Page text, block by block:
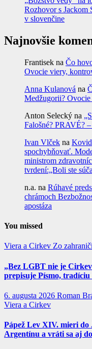
Rozhovor s Jackom
v slovenčine
Najnovšie
Frantisek na Čo
Ovocie viery,
Anna Kulanová na
Medžugorii?
Anton Selecký na
Falošné? PRAVÉ?
Ivan Vlček na
spochybňovať.
ministrom
tvrdení:„Boli ste
n.a. na Rúhavé
chrámoch
apostáza
You missed
Viera a Cirkev Zo
„Bez LGBT nie je
prepisuje Písmo,
6. augusta 2026 Roman
Viera a Cirkev
Pápež Lev XIV. mieri
Argentínu a vráti sa aj